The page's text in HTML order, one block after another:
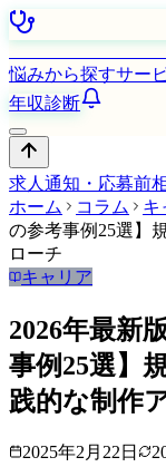
悩みから探すサー
年収診断
求人通知・応募前
ホーム
コラム キ
の参考事例25選】
ローチ
キャリア
2026年最新
事例25選】
践的な制作
2025年2月22日